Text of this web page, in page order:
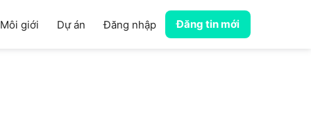
Môi giới Dự án Đăng nhập Đăng tin mới